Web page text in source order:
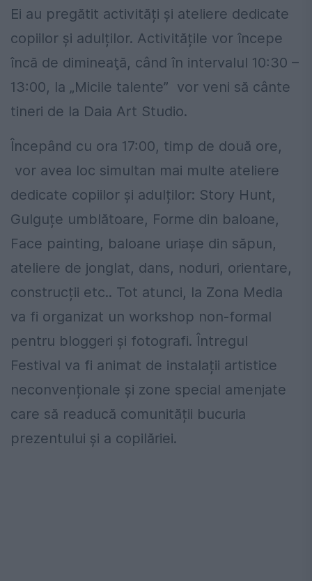
Ei au pregătit activități şi ateliere dedicate
copiilor și adulților. Activitățile vor începe
încă de dimineaţă, când în intervalul 10:30 –
13:00, la „Micile talente” vor veni să cânte
tineri de la Daia Art Studio.
Începând cu ora 17:00, timp de două ore,
vor avea loc simultan mai multe ateliere
dedicate copiilor și adulților: Story Hunt,
Gulguțe umblătoare, Forme din baloane,
Face painting, baloane uriașe din săpun,
ateliere de jonglat, dans, noduri, orientare,
construcții etc.. Tot atunci, la Zona Media
va fi organizat un workshop non-formal
pentru bloggeri şi fotografi. Întregul
Festival va fi animat de instalații artistice
neconvenționale și zone special amenjate
care să readucă comunității bucuria
prezentului și a copilăriei.